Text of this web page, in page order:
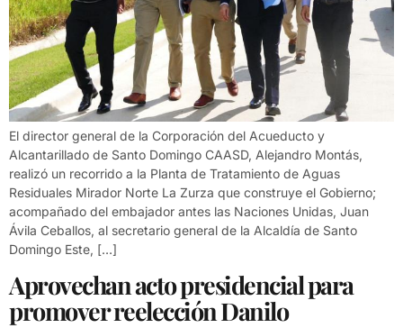
El director general de la Corporación del Acueducto y
Alcantarillado de Santo Domingo CAASD, Alejandro Montás,
realizó un recorrido a la Planta de Tratamiento de Aguas
Residuales Mirador Norte La Zurza que construye el Gobierno;
acompañado del embajador antes las Naciones Unidas, Juan
Ávila Ceballos, al secretario general de la Alcaldía de Santo
Domingo Este, […]
Aprovechan acto presidencial para
promover reelección Danilo